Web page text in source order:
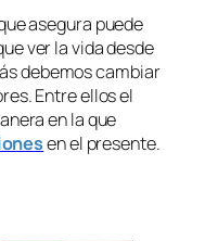
asegura puede
ver la vida desde
debemos cambiar
Entre ellos el
en la que
en el presente.